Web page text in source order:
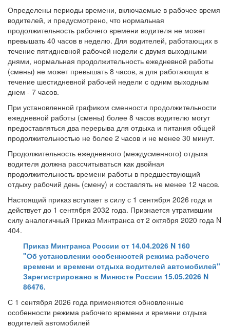
Определены периоды времени, включаемые в рабочее время
водителей, и предусмотрено, что нормальная
продолжительность рабочего времени водителя не может
превышать 40 часов в неделю. Для водителей, работающих в
течение пятидневной рабочей недели с двумя выходными
днями, нормальная продолжительность ежедневной работы
(смены) не может превышать 8 часов, а для работающих в
течение шестидневной рабочей недели с одним выходным
днем - 7 часов.
При установленной графиком сменности продолжительности
ежедневной работы (смены) более 8 часов водителю могут
предоставляться два перерыва для отдыха и питания общей
продолжительностью не более 2 часов и не менее 30 минут.
Продолжительность ежедневного (междусменного) отдыха
водителя должна рассчитываться как двойная
продолжительность времени работы в предшествующий
отдыху рабочий день (смену) и составлять не менее 12 часов.
Настоящий приказ вступает в силу с 1 сентября 2026 года и
действует до 1 сентября 2032 года. Признается утратившим
силу аналогичный Приказ Минтранса от 2 октября 2020 года N
404.
Приказ Минтранса России от 14.04.2026 N 160
"Об установлении особенностей режима рабочего
времени и времени отдыха водителей автомобилей"
Зарегистрировано в Минюсте России 15.05.2026 N
86476.
С 1 сентября 2026 года применяются обновленные
особенности режима рабочего времени и времени отдыха
водителей автомобилей